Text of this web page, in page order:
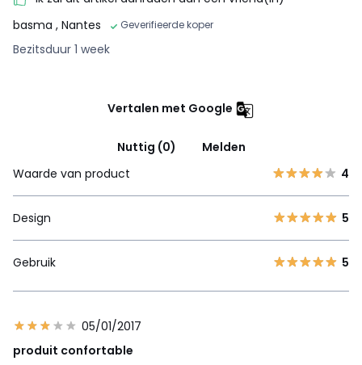
basma , Nantes Geverifieerde koper
Bezitsduur 1 week
Vertalen met Google
Nuttig (0)
Melden
Waarde van product
4
Design 5
Gebruik 5
05/01/2017
produit confortable